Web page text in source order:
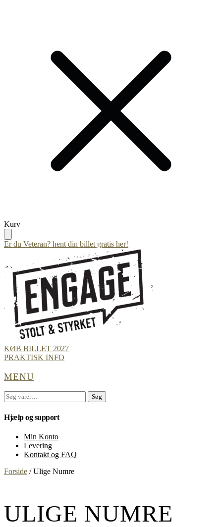
Skip
to
navigation
Skip
to
content
Kurv
Er du Veteran? hent din billet gratis her!
KØB BILLET 2027
PRAKTISK INFO
MENU
Søg
efter:
Søg
Hjælp og support
Min Konto
Levering
Kontakt og FAQ
Forside /Ulige Numre
ULIGE NUMRE